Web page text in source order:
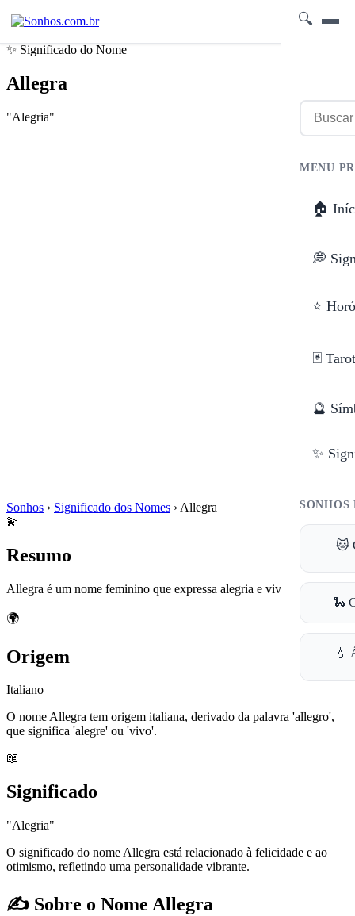
🔍
MENU
🏠
💭
⭐
🃏
🔮
✨
SONHOS
🐱
🐍
💧
✨ Significado do Nome
Allegra
"Alegria"
Sonhos › Significado dos Nomes › Allegra
💫
Resumo
Allegra é um nome feminino que expressa alegria e vivacidade.
🌍
Origem
Italiano
O nome Allegra tem origem italiana, derivado da palavra 'allegro',
que significa 'alegre' ou 'vivo'.
📖
Significado
"Alegria"
O significado do nome Allegra está relacionado à felicidade e ao
otimismo, refletindo uma personalidade vibrante.
✍️ Sobre o Nome Allegra